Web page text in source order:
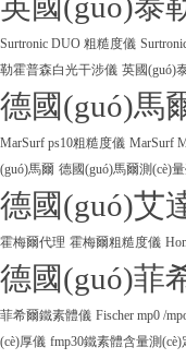
Surtronic DUO 粗糙度儀
勒霍普森白光干涉儀 英國(guó)
德國(guó)馬
MarSurf ps10粗糙度儀 MarSurf
(guó)馬爾 德國(guó)馬爾測(cè)
德國(guó)艾
霍梅爾代理 霍梅爾粗糙度儀
德國(guó)菲
菲希爾鐵素體儀 Fischer mp0 /
(cè)厚儀 fmp30鐵素體含量測(cè)